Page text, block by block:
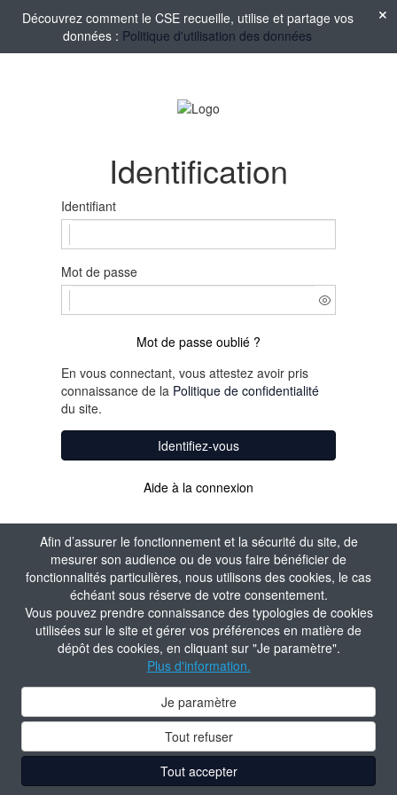
Afin d’assurer le fonctionnement et la sécurité du site, de
mesurer son audience ou de vous faire bénéficier de
fonctionnalités particulières, nous utilisons des cookies, le cas
échéant sous réserve de votre consentement.
Vous pouvez prendre connaissance des typologies de cookies
utilisées sur le site et gérer vos préférences en matière de
dépôt des cookies, en cliquant sur "Je paramètre".
Plus d'information.
Je paramètre
Tout refuser
Tout accepter
Découvrez comment le CSE recueille, utilise et partage vos
données : Politique d'utilisation des données
Identification
Identifiant
Mot de passe
Mot de passe oublié ?
En vous connectant, vous attestez avoir pris
connaissance de la Politique de confidentialité
du site.
Identifiez-vous
Aide à la connexion